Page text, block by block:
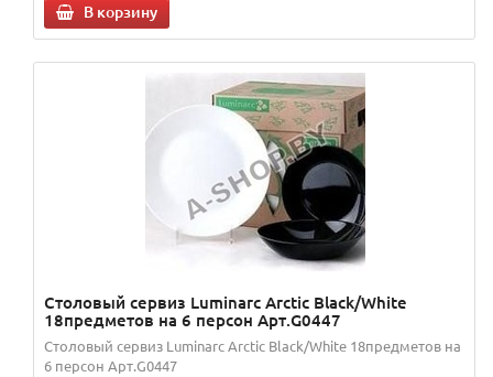
В корзину
Столовый сервиз Luminarc Arctic Black/White
18предметов на 6 персон Арт.G0447
Столовый сервиз Luminarc Arctic Black/White 18предметов на
6 персон Арт.G0447